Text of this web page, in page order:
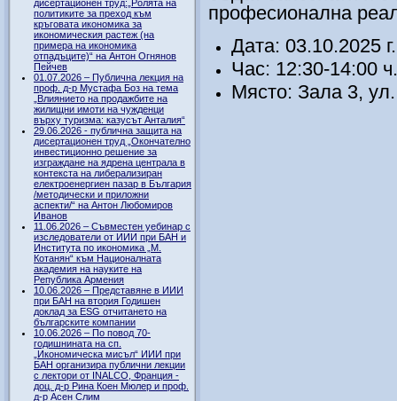
дисертационен труд:„Ролята на
политиките за преход към
кръговата икономика за
икономическия растеж (на
примера на икономика
отпадъците)“ на Антон Огнянов
Пейчев
01.07.2026 – Публична лекция на
проф. д-р Мустафа Боз на тема
„Влиянието на продажбите на
жилищни имоти на чужденци
върху туризма: казусът Анталия“
29.06.2026 - публична защита на
дисертационен труд „Окончателно
инвестиционно решение за
изграждане на ядрена централа в
контекста на либерализиран
електроенергиен пазар в България
/методически и приложни
аспекти/“ на Антон Любомиров
Иванов
11.06.2026 – Съвместен уебинар с
изследователи от ИИИ при БАН и
Института по икономика „М.
Котанян“ към Националната
академия на науките на
Република Армения
10.06.2026 – Представяне в ИИИ
при БАН на втория Годишен
доклад за ESG отчитането на
българските компании
10.06.2026 – По повод 70-
годишнината на сп.
„Икономическа мисъл“ ИИИ при
БАН организира публични лекции
с лектори от INALCO, Франция -
доц. д-р Рина Коен Мюлер и проф.
д-р Асен Слим
професионална
Дата: 03.10.2025
Час: 12:30-14:00 ч.
Място: Зала 3,